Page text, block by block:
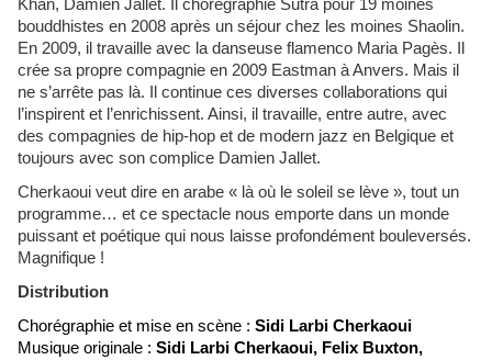
Khan, Damien Jallet. Il chorégraphie Sutra pour 19 moines
bouddhistes en 2008 après un séjour chez les moines Shaolin.
En 2009, il travaille avec la danseuse flamenco Maria Pagès. Il
crée sa propre compagnie en 2009 Eastman à Anvers. Mais il
ne s’arrête pas là. Il continue ces diverses collaborations qui
l’inspirent et l’enrichissent. Ainsi, il travaille, entre autre, avec
des compagnies de hip-hop et de modern jazz en Belgique et
toujours avec son complice Damien Jallet.
Cherkaoui veut dire en arabe « là où le soleil se lève », tout un
programme… et ce spectacle nous emporte dans un monde
puissant et poétique qui nous laisse profondément bouleversés.
Magnifique !
Distribution
Chorégraphie et mise en scène : Sidi Larbi Cherkaoui
Musique originale : Sidi Larbi Cherkaoui, Felix Buxton,